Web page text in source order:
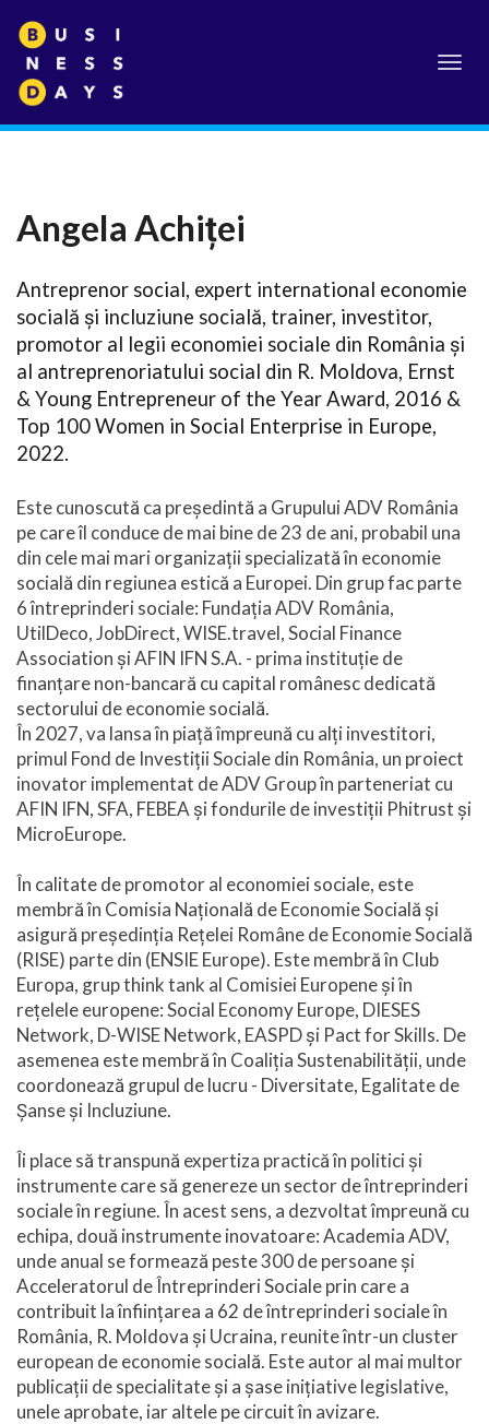
Angela Achiței
Antreprenor social, expert international economie
socială și incluziune socială, trainer, investitor,
promotor al legii economiei sociale din România și
al antreprenoriatului social din R. Moldova, Ernst
& Young Entrepreneur of the Year Award, 2016 &
Top 100 Women in Social Enterprise in Europe,
2022.
Este cunoscută ca președintă a Grupului ADV România
pe care îl conduce de mai bine de 23 de ani, probabil una
din cele mai mari organizații specializată în economie
socială din regiunea estică a Europei. Din grup fac parte
6 întreprinderi sociale: Fundația ADV România,
UtilDeco, JobDirect, WISE.travel, Social Finance
Association și AFIN IFN S.A. - prima instituție de
finanțare non-bancară cu capital românesc dedicată
sectorului de economie socială.
În 2027, va lansa în piață împreună cu alți investitori,
primul Fond de Investiții Sociale din România, un proiect
inovator implementat de ADV Group în parteneriat cu
AFIN IFN, SFA, FEBEA și fondurile de investiții Phitrust și
MicroEurope.
În calitate de promotor al economiei sociale, este
membră în Comisia Națională de Economie Socială și
asigură președinția Rețelei Române de Economie Socială
(RISE) parte din (ENSIE Europe). Este membră în Club
Europa, grup think tank al Comisiei Europene și în
rețelele europene: Social Economy Europe, DIESES
Network, D-WISE Network, EASPD și Pact for Skills. De
asemenea este membră în Coaliția Sustenabilității, unde
coordonează grupul de lucru - Diversitate, Egalitate de
Șanse și Incluziune.
Îi place să transpună expertiza practică în politici și
instrumente care să genereze un sector de întreprinderi
sociale în regiune. În acest sens, a dezvoltat împreună cu
echipa, două instrumente inovatoare: Academia ADV,
unde anual se formează peste 300 de persoane și
Acceleratorul de Întreprinderi Sociale prin care a
contribuit la înființarea a 62 de întreprinderi sociale în
România, R. Moldova și Ucraina, reunite într-un cluster
european de economie socială. Este autor al mai multor
publicații de specialitate și a șase inițiative legislative,
unele aprobate, iar altele pe circuit în avizare.